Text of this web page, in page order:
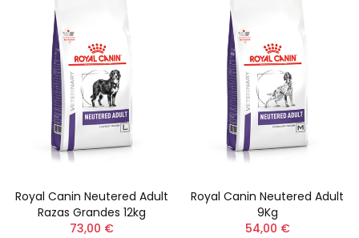
Royal Canin Neutered Adult
Razas Grandes 12kg
73,00 €
Royal Canin Neutered Adult
9Kg
54,00 €